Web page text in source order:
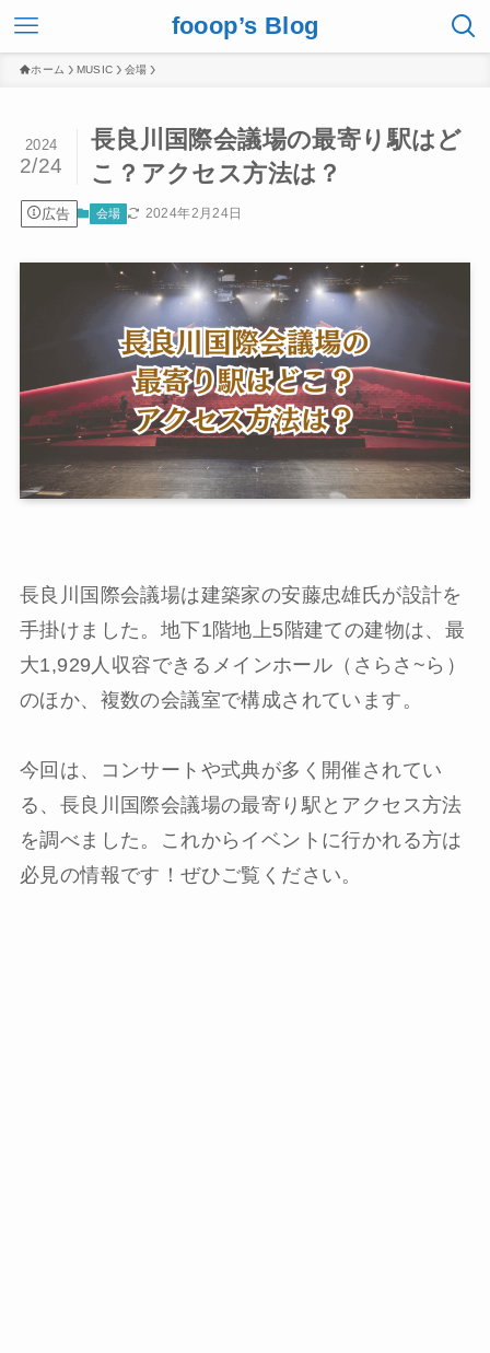
fooop’s Blog
ホーム MUSIC 会場
長良川国際会議場の最寄り駅はど
こ？アクセス方法は？
2024
2/24
広告 会場 2024年2月24日
長良川国際会議場は建築家の安藤忠雄氏が設計を
手掛けました。地下1階地上5階建ての建物は、最
大1,929人収容できるメインホール（さらさ~ら）
のほか、複数の会議室で構成されています。
今回は、コンサートや式典が多く開催されてい
る、長良川国際会議場の最寄り駅とアクセス方法
を調べました。これからイベントに行かれる方は
必見の情報です！ぜひご覧ください。